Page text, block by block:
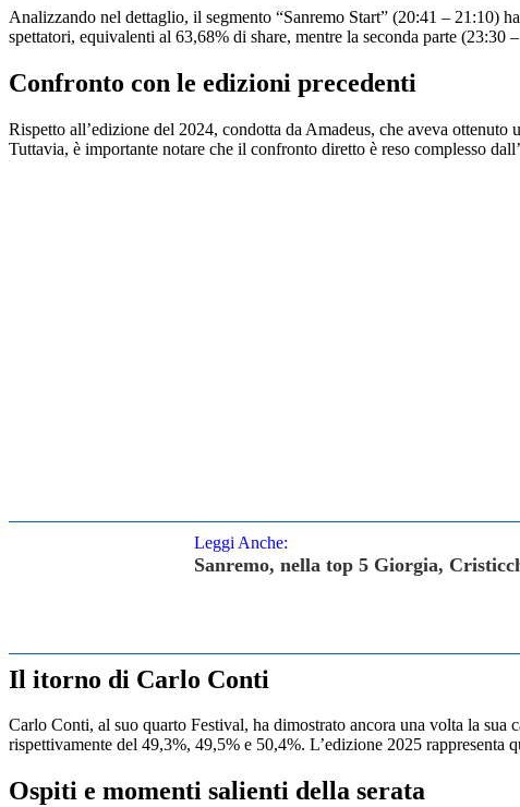
Analizzando nel dettaglio, il segmento “Sanremo Start” (20:41 – 21:10)
spettatori, equivalenti al 63,68% di share, mentre la seconda parte
Confronto con le edizioni precedenti
Rispetto all’edizione del 2024, condotta da Amadeus, che aveva
Tuttavia, è importante notare che il confronto diretto è reso complesso
Leggi Anche:
Sanremo, nella top 5 Giorgia,
Il itorno di Carlo Conti
Carlo Conti, al suo quarto Festival, ha dimostrato ancora una volta la
rispettivamente del 49,3%, 49,5% e 50,4%. L’edizione 2025
Ospiti e momenti salienti della serata